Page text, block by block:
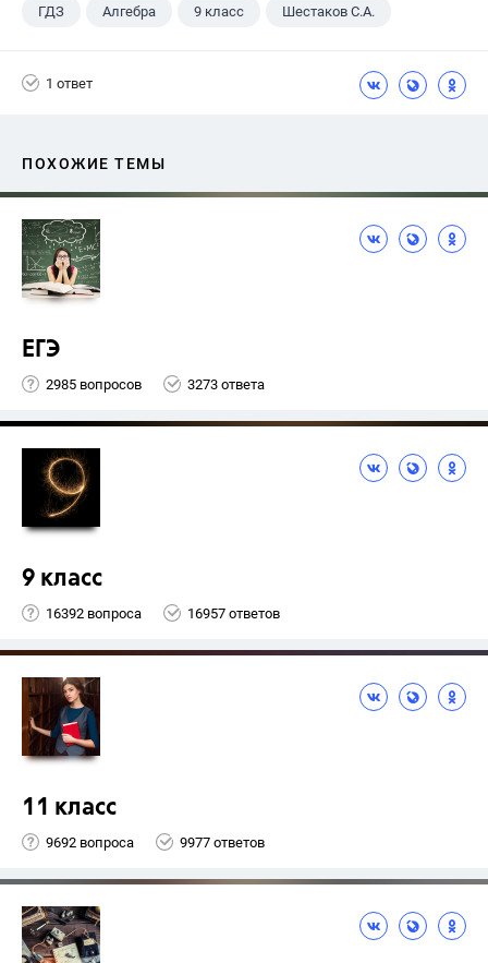
ГДЗ Алгебра 9 класс Шестаков С.А.
1 ответ
ПОХОЖИЕ ТЕМЫ
ЕГЭ
2985 вопросов 3273 ответа
9 класс
16392 вопроса 16957 ответов
11 класс
9692 вопроса 9977 ответов